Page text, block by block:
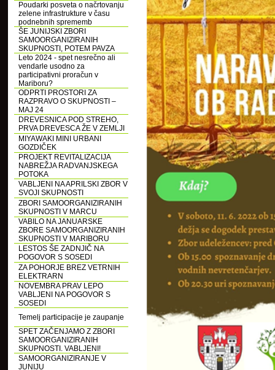
Poudarki posveta o načrtovanju
zelene infrastrukture v času
podnebnih sprememb
ŠE JUNIJSKI ZBORI
SAMOORGANIZIRANIH
SKUPNOSTI, POTEM PAVZA
Leto 2024 - spet nesrečno ali
vendarle usodno za
participativni proračun v
Mariboru?
ODPRTI PROSTORI ZA
RAZPRAVO O SKUPNOSTI –
MAJ 24
DREVESNICA POD STREHO,
PRVA DREVESCA ŽE V ZEMLJI
MIYAWAKI MINI URBANI
GOZDIČEK
PROJEKT REVITALIZACIJA
NABREŽJA RADVANJSKEGA
POTOKA
VABLJENI NA APRILSKI ZBOR V
SVOJI SKUPNOSTI
ZBORI SAMOORGANIZIRANIH
SKUPNOSTI V MARCU
VABILO NA JANUARSKE
ZBORE SAMOORGANIZIRANIH
SKUPNOSTI V MARIBORU
LESTOS ŠE ZADNJIČ NA
POGOVOR S SOSEDI
ZA POHORJE BREZ VETRNIH
ELEKTRARN
NOVEMBRA PRAV LEPO
VABLJENI NA POGOVOR S
SOSEDI
Temelj participacije je zaupanje
SPET ZAČENJAMO Z ZBORI
SAMOORGANIZIRANIH
SKUPNOSTI. VABLJENI!
SAMOORGANIZIRANJE V
JUNIJU